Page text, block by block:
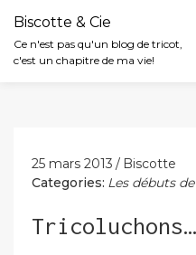
Biscotte & Cie
Ce n'est pas qu'un blog de tricot,
c'est un chapitre de ma vie!
25 mars 2013
Biscotte
Categories: Les débuts
Tricoluchons…